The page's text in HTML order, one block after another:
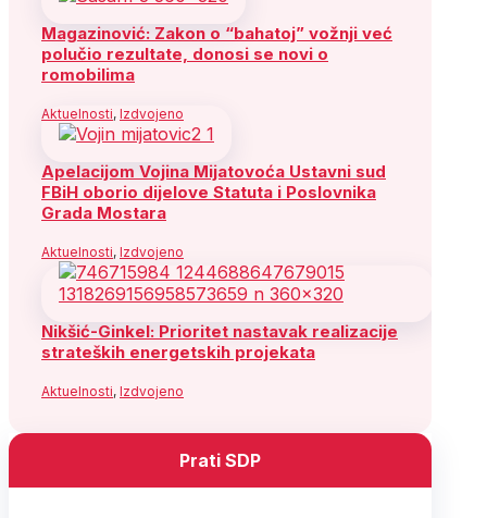
Magazinović: Zakon o “bahatoj” vožnji već
polučio rezultate, donosi se novi o
romobilima
Aktuelnosti, Izdvojeno
Apelacijom Vojina Mijatovoća Ustavni sud
FBiH oborio dijelove Statuta i Poslovnika
Grada Mostara
Aktuelnosti, Izdvojeno
Nikšić-Ginkel: Prioritet nastavak realizacije
strateških energetskih projekata
Aktuelnosti, Izdvojeno
Prati SDP